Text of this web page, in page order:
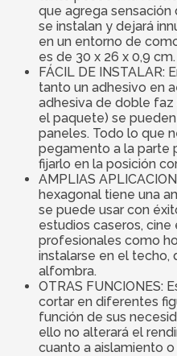
que agrega sensación
se instalan y dejará
en un entorno de
es de 30 x 26 x 0,9 cm.
FÁCIL DE INSTALAR:
tanto un adhesivo en
adhesiva de doble faz
el paquete) se
paneles. Todo lo que
pegamento a la parte
fijarlo en la posición
AMPLIAS
hexagonal tiene una
se puede usar con
estudios caseros, cine
profesionales como
instalarse en el techo,
alfombra.
OTRAS FUNCIONES:
cortar en diferentes
función de sus
ello no alterará el
cuanto a aislamiento